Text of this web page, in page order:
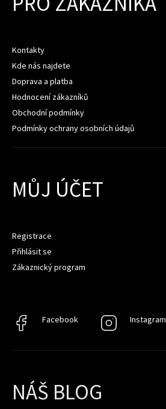
Kontakty
Kde nás najdete
Doprava a platba
Hodnocení zákazníků
Obchodní podmínky
Podmínky ochrany osobních údajů
MŮJ ÚČET
Registrace
Přihlásit se
Zákaznický program
Facebook
Facebook Instagram
Instagram
NÁŠ BLOG